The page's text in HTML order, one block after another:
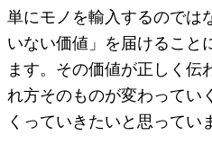
単にモノを輸入するのでは
いない価値」を届けること
ます。その価値が正しく伝
れ方そのものが変わってい
くっていきたいと思ってい